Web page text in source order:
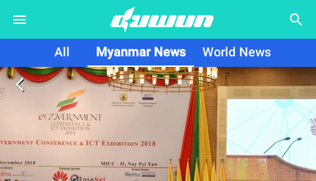
search
All Myanmar News World News
arrow_back_ios